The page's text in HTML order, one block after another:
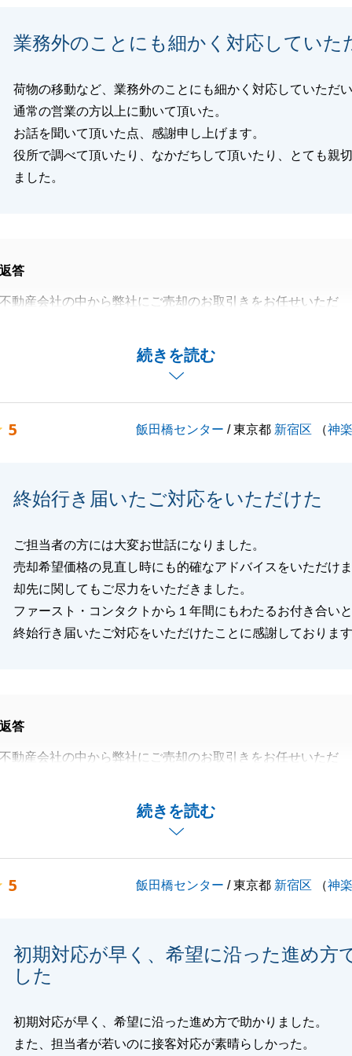
業務外のことにも細かく対応していた
荷物の移動など、業務外のことにも細かく対応していただ
通常の営業の方以上に動いて頂いた。
お話を聞いて頂いた点、感謝申し上げます。
役所で調べて頂いたり、なかだちして頂いたり、とても親
ました。
続きを読む
答
動産会社の中から弊社にご売却のお取引きをお任せいただ
したこと、大変嬉しく思います。
れることがございましたら、是非ご連絡を頂戴できればと
閉じる
5 飯田橋センター / 東京都 新宿区 （神
終始行き届いたご対応をいただけた
ご担当者の方には大変お世話になりました。
売却希望価格の見直し時にも的確なアドバイスをいただけ
却先に関してもご尽力をいただきました。
ファースト・コンタクトから１年間にもわたるお付き合い
終始行き届いたご対応をいただけたことに感謝しておりま
続きを読む
答
動産会社の中から弊社にご売却のお取引きをお任せいただ
たこと、大変嬉しく思います。
れることがございましたら、是非ご連絡を頂戴できればと
閉じる
5 飯田橋センター / 東京都 新宿区 （神
初期対応が早く、希望に沿った進め方
した
初期対応が早く、希望に沿った進め方で助かりました。
また、担当者が若いのに接客対応が素晴らしかった。